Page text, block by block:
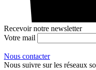
Recevoir notre newsletter
Votre mail
Nous contacter
Nous suivre sur les réseaux